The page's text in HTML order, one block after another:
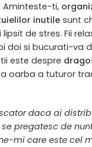
Aminteste-ti,
inutile sunt
de stres. Fii
doi si bucurati-va
este despre
oarba a tuturor
daca ai
pregatesc de
mi care este cel